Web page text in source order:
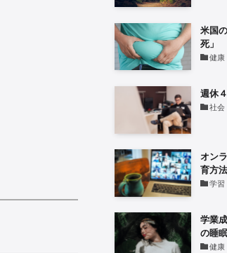
米国
死」
健康
週休
社会
オン
育方法
学習
学業
の睡眠
健康